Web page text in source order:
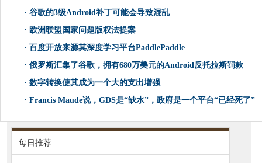
· 谷歌的3级Android补丁可能会导致混乱
· 欧洲联盟国家问题版权法提案
· 百度开放来源其深度学习平台PaddlePaddle
· 俄罗斯汇集了谷歌，拥有680万美元的Android反托拉斯罚款
· 数字转换使其成为一个大的支出增强
· Francis Maude说，GDS是“缺水”，政府是一个平台“已经死了”
每日推荐